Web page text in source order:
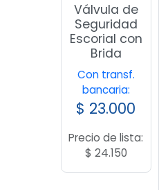
Válvula de
Seguridad
Escorial con
Brida
Con transf.
bancaria:
$ 23.000
Precio de lista:
$ 24.150